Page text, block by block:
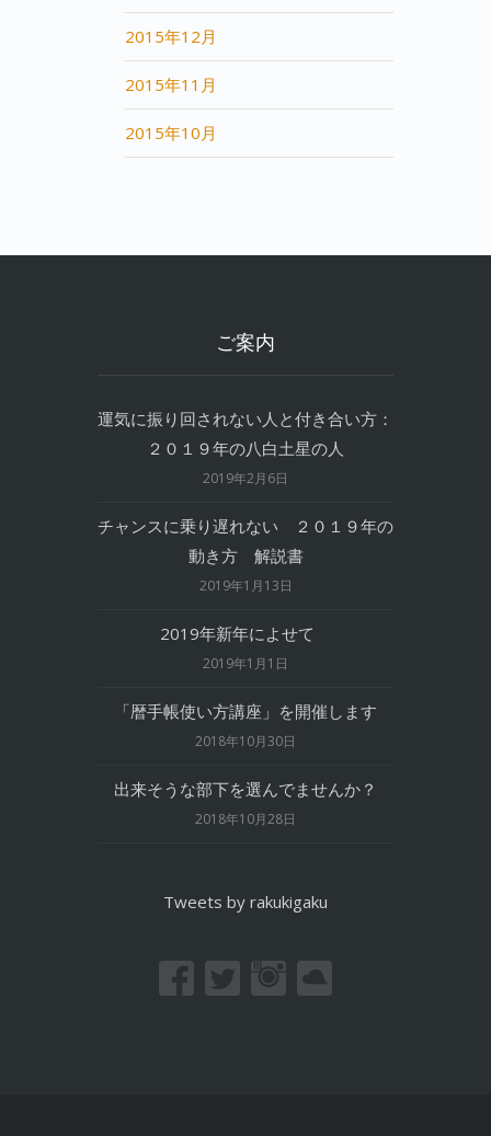
2015年12月
2015年11月
2015年10月
ご案内
運気に振り回されない人と付き合い方：
２０１９年の八白土星の人
2019年2月6日
チャンスに乗り遅れない ２０１９年の
動き方 解説書
2019年1月13日
2019年新年によせて
2019年1月1日
「暦手帳使い方講座」を開催します
2018年10月30日
出来そうな部下を選んでませんか？
2018年10月28日
Tweets by rakukigaku